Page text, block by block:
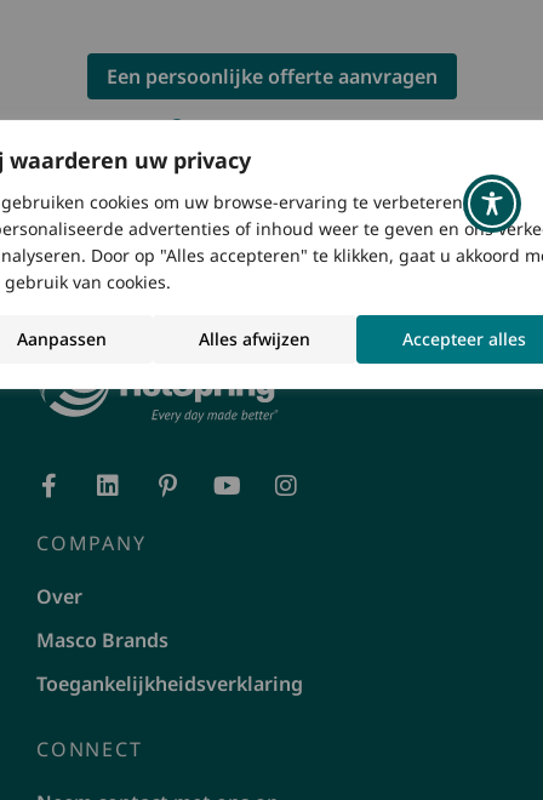
waarderen uw privacy
cookies om uw browse-ervaring te verbeteren,
advertenties of inhoud weer te geven en ons
Door op "Alles accepteren" te klikken, gaat u akkoord
gebruik van cookies.
Aanpassen Alles afwijzen Accepteer alles
Een persoonlijke offerte aanvragen
Een verdeler zoeken
COMPANY
Over
Masco Brands
Toegankelijkheidsverklaring
CONNECT